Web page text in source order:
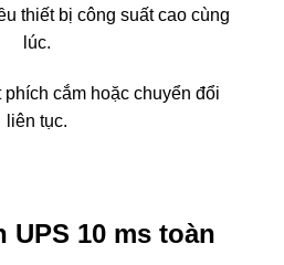
thiết bị công suất cao cùng
lúc.
phích cắm hoặc chuyển đổi
liên tục.
UPS 10 ms toàn